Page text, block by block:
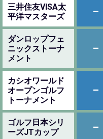
三井住友VISA太
平洋マスターズ
–
ダンロップフェ
ニックストーナ
メント
–
カシオワールド
オープンゴルフ
トーナメント
–
ゴルフ日本シリ
ーズJTカップ
–